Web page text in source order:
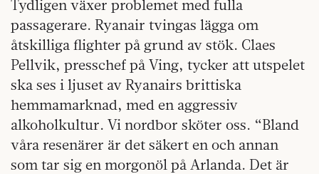
Tydligen växer problemet med fulla
passagerare. Ryanair tvingas lägga om
åtskilliga flighter på grund av stök. Claes
Pellvik, presschef på Ving, tycker att utspelet
ska ses i ljuset av Ryanairs brittiska
hemmamarknad, med en aggressiv
alkoholkultur. Vi nordbor sköter oss. “Bland
våra resenärer är det säkert en och annan
som tar sig en morgonöl på Arlanda. Det är